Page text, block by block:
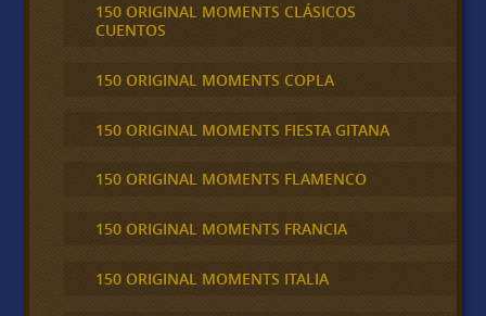
150 ORIGINAL MOMENTS CLÁSICOS
CUENTOS
150 ORIGINAL MOMENTS COPLA
150 ORIGINAL MOMENTS FIESTA GITANA
150 ORIGINAL MOMENTS FLAMENCO
150 ORIGINAL MOMENTS FRANCIA
150 ORIGINAL MOMENTS ITALIA